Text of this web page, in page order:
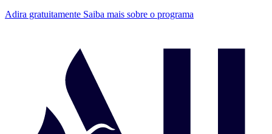
Adira gratuitamente Saiba mais sobre o programa